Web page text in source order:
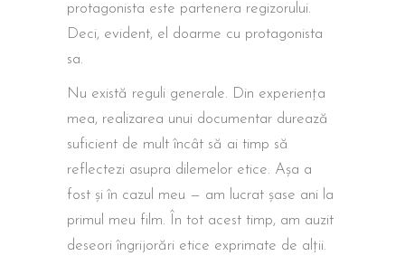
protagonista este partenera regizorului.
Deci, evident, el doarme cu protagonista
sa.
Nu există reguli generale. Din experiența
mea, realizarea unui documentar durează
suficient de mult încât să ai timp să
reflectezi asupra dilemelor etice. Așa a
fost și în cazul meu — am lucrat șase ani la
primul meu film. În tot acest timp, am auzit
deseori îngrijorări etice exprimate de alții.